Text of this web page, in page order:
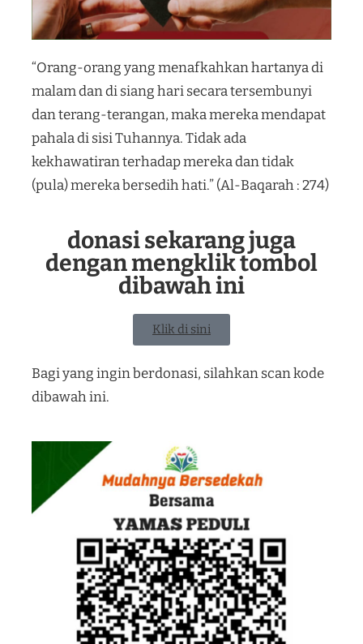
“Orang-orang yang menafkahkan hartanya di
malam dan di siang hari secara tersembunyi
dan terang-terangan, maka mereka mendapat
pahala di sisi Tuhannya. Tidak ada
kekhawatiran terhadap mereka dan tidak
(pula) mereka bersedih hati.” (Al-Baqarah : 274)
donasi sekarang juga
dengan mengklik tombol
dibawah ini
Klik di sini
Bagi yang ingin berdonasi, silahkan scan kode
dibawah ini.